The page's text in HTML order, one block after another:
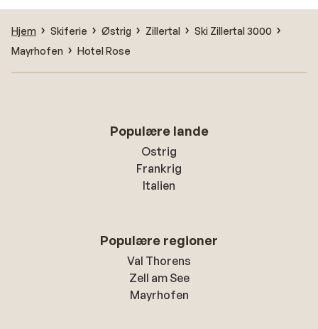
Hjem Skiferie Østrig Zillertal
Ski Zillertal 3000
Mayrhofen
Hotel Rose
Populære lande
Ostrig
Frankrig
Italien
Populære regioner
Val Thorens
Zell am See
Mayrhofen